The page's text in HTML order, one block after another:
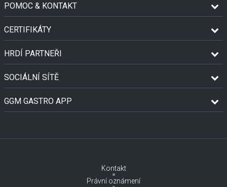
POMOC & KONTAKT
CERTIFIKÁTY
HRDÍ PARTNEŘI
SOCIÁLNÍ SÍTĚ
GGM GASTRO APP
Kontakt
Právní oznámení